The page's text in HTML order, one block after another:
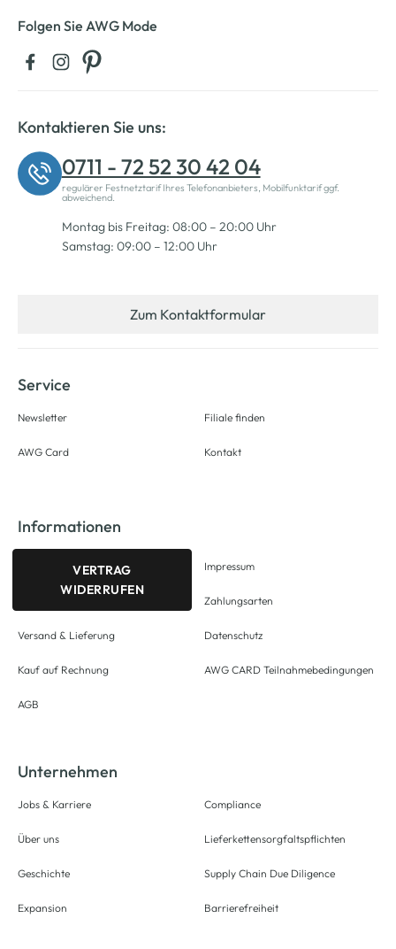
Folgen Sie AWG Mode
Kontaktieren Sie uns:
0711 - 72 52 30 42 04
regulärer Festnetztarif Ihres Telefonanbieters, Mobilfunktarif ggf.
abweichend.
Montag bis Freitag: 08:00 – 20:00 Uhr
Samstag: 09:00 – 12:00 Uhr
Zum Kontaktformular
Service
Newsletter
AWG Card
Filiale finden
Kontakt
Informationen
VERTRAG
WIDERRUFEN
Versand & Lieferung
Kauf auf Rechnung
AGB
Impressum
Zahlungsarten
Datenschutz
AWG CARD Teilnahmebedingungen
Unternehmen
Jobs & Karriere
Über uns
Geschichte
Expansion
Compliance
Lieferkettensorgfaltspflichten
Supply Chain Due Diligence
Barrierefreiheit